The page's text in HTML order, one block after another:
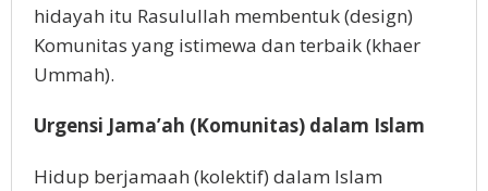
hidayah itu Rasulullah membentuk (design)
Komunitas yang istimewa dan terbaik (khaer
Ummah).
Urgensi Jama’ah (Komunitas) dalam Islam
Hidup berjamaah (kolektif) dalam Islam